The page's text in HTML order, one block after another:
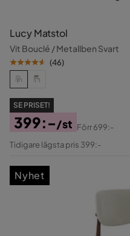
Lucy Matstol
Vit Bouclé / Metallben Svart
(46)
SE PRISET!
Pris
399:-/st
Original
Förr699:-
Tidigare lägsta pris 399:-
Nyhet